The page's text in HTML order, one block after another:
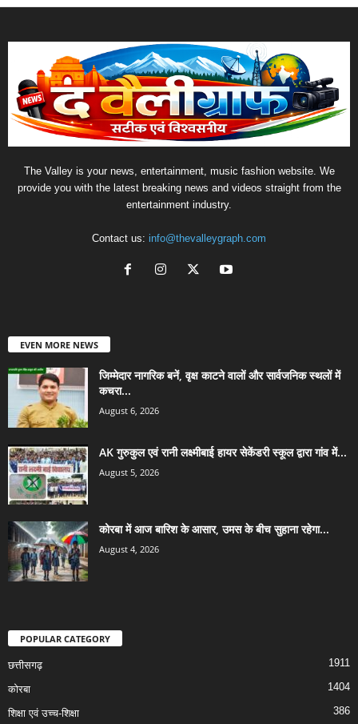
The Valley is your news, entertainment, music fashion website. We
provide you with the latest breaking news and videos straight from the
entertainment industry.
Contact us: info@thevalleygraph.com
EVEN MORE NEWS
जिम्मेदार नागरिक बनें, वृक्ष काटने वालों और सार्वजनिक स्थलों में
कचरा...
August 6, 2026
AK गुरुकुल एवं रानी लक्ष्मीबाई हायर सेकेंडरी स्कूल द्वारा गांव में...
August 5, 2026
कोरबा में आज बारिश के आसार, उमस के बीच सुहाना रहेगा...
August 4, 2026
POPULAR CATEGORY
छत्तीसगढ़ 1911
कोरबा 1404
शिक्षा एवं उच्च-शिक्षा 386